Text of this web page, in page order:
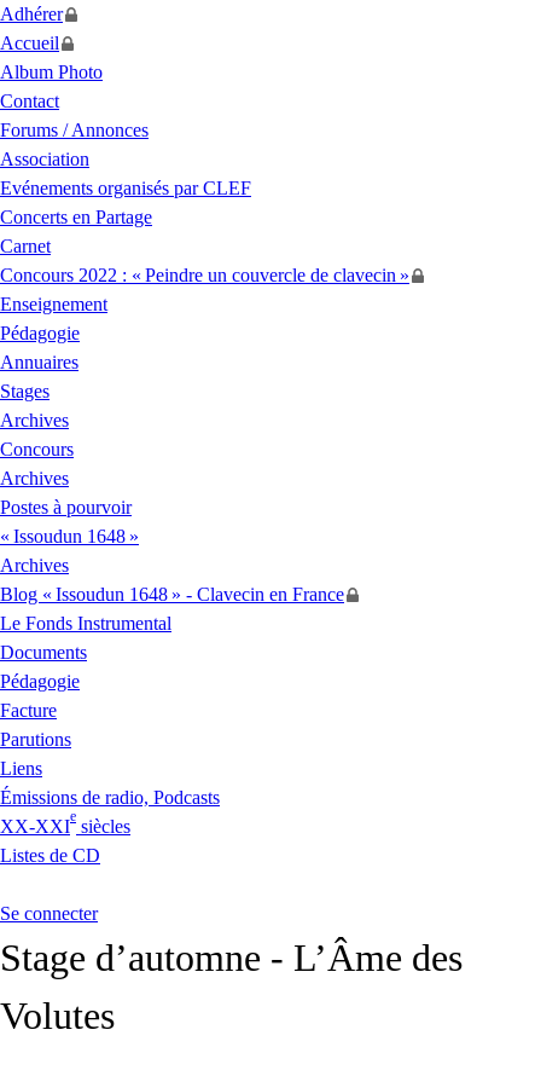
Adhérer
Accueil
Album Photo
Contact
Forums / Annonces
Association
Evénements organisés parCLEF
Concerts en Partage
Carnet
Concours 2022 : « Peindre un couvercle de clavecin »
Enseignement
Pédagogie
Annuaires
Stages
Archives
Concours
Archives
Postes à pourvoir
« Issoudun 1648 »
Archives
Blog « Issoudun 1648 » - Clavecin en France
Le Fonds Instrumental
Documents
Pédagogie
Facture
Parutions
Liens
Émissions de radio, Podcasts
XX-XXI
e
siècles
Listes de CD
Se connecter
Stage d’automne - L’Âme des
Volutes